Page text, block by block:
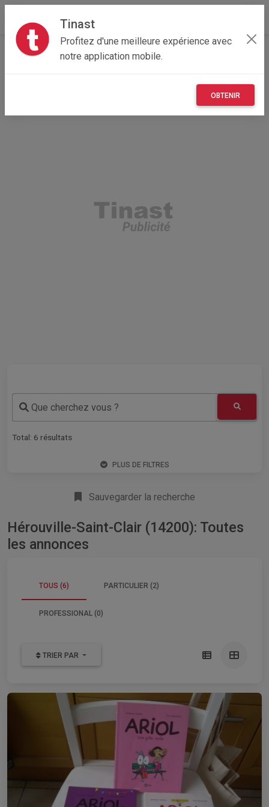
Tinast
Profitez d'une meilleure expérience avec
notre application mobile.
OBTENIR
Accueil Recherche Normandie
Que cherchez vous ?
Total: 6 résultats
PLUS DE FILTRES
Sauvegarder la recherche
Hérouville-Saint-Clair (14200): Toutes
les annonces
TOUS (6) PARTICULIER (2)
PROFESSIONAL (0)
TRIER PAR